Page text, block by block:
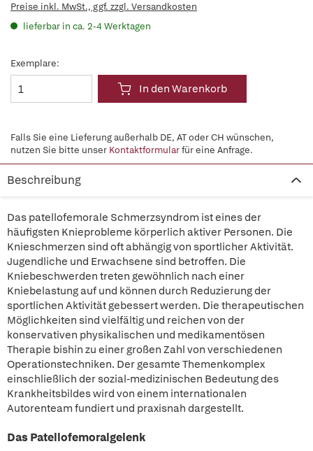
Preise inkl. MwSt., ggf. zzgl. Versandkosten
lieferbar in ca. 2-4 Werktagen
Exemplare:
In den Warenkorb
Falls Sie eine Lieferung außerhalb DE, AT oder CH wünschen,
nutzen Sie bitte unser Kontaktformularfür eine Anfrage.
Beschreibung
Das patellofemorale Schmerzsyndrom ist eines der
häufigsten Knieprobleme körperlich aktiver Personen. Die
Knieschmerzen sind oft abhängig von sportlicher Aktivität.
Jugendliche und Erwachsene sind betroffen. Die
Kniebeschwerden treten gewöhnlich nach einer
Kniebelastung auf und können durch Reduzierung der
sportlichen Aktivität gebessert werden. Die therapeutischen
Möglichkeiten sind vielfältig und reichen von der
konservativen physikalischen und medikamentösen
Therapie bishin zu einer großen Zahl von verschiedenen
Operationstechniken. Der gesamte Themenkomplex
einschließlich der sozial-medizinischen Bedeutung des
Krankheitsbildes wird von einem internationalen
Autorenteam fundiert und praxisnah dargestellt.
Das Patellofemoralgelenk